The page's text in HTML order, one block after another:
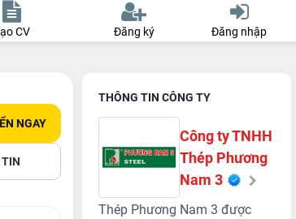
CV Đăng ký Đăng nhập
NGAY
THÔNG TIN CÔNG TY
Công ty TNHH
Thép Phương
Nam 3
Thép Phương Nam 3 được